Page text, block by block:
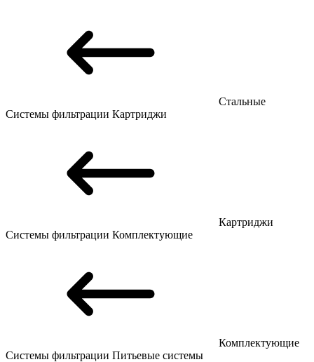
Стальные
Системы фильтрации Картриджи
Картриджи
Системы фильтрации Комплектующие
Комплектующие
Системы фильтрации Питьевые системы